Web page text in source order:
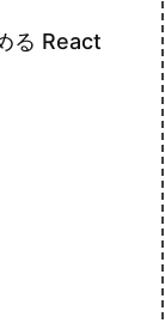
る React